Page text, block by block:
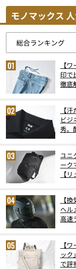
モノマックス
【
印で
徹底
【
ビジ
秀。
ユニ
ーク
【
【
ヘル
高速
【
ック
で評